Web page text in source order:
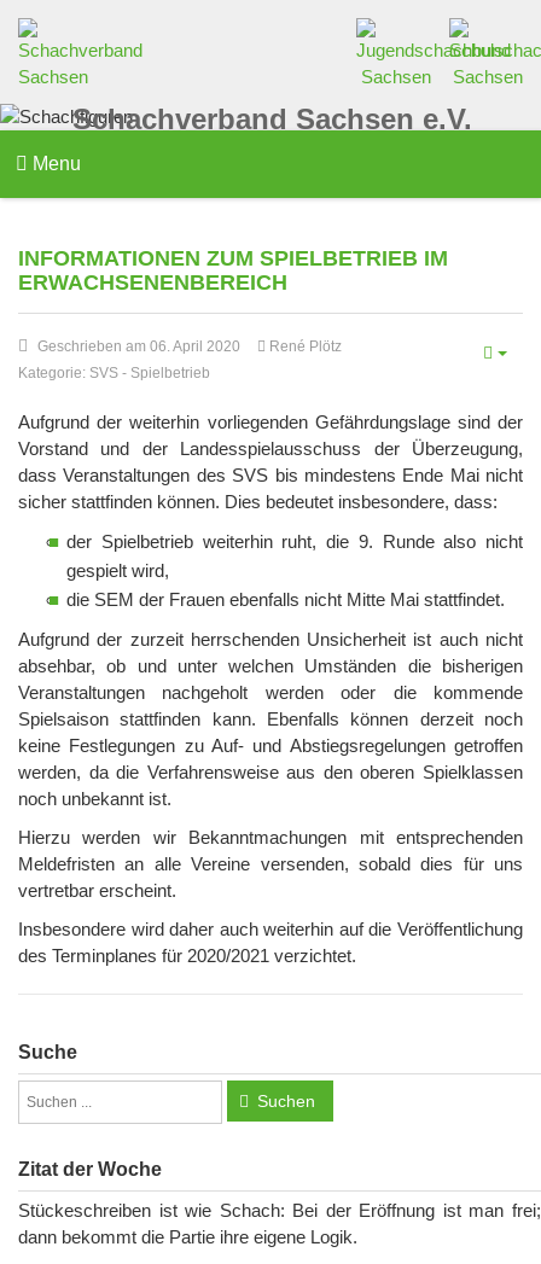
Schachverband Sachsen e.V.
Menu
INFORMATIONEN ZUM SPIELBETRIEB IM
ERWACHSENENBEREICH
Geschrieben am 06. April 2020
René Plötz
Kategorie: SVS - Spielbetrieb
Aufgrund der weiterhin vorliegenden Gefährdungslage sind der
Vorstand und der Landesspielausschuss der Überzeugung,
dass Veranstaltungen des SVS bis mindestens Ende Mai nicht
sicher stattfinden können. Dies bedeutet insbesondere, dass:
der Spielbetrieb weiterhin ruht, die 9. Runde also nicht
gespielt wird,
die SEM der Frauen ebenfalls nicht Mitte Mai stattfindet.
Aufgrund der zurzeit herrschenden Unsicherheit ist auch nicht
absehbar, ob und unter welchen Umständen die bisherigen
Veranstaltungen nachgeholt werden oder die kommende
Spielsaison stattfinden kann. Ebenfalls können derzeit noch
keine Festlegungen zu Auf- und Abstiegsregelungen getroffen
werden, da die Verfahrensweise aus den oberen Spielklassen
noch unbekannt ist.
Hierzu werden wir Bekanntmachungen mit entsprechenden
Meldefristen an alle Vereine versenden, sobald dies für uns
vertretbar erscheint.
Insbesondere wird daher auch weiterhin auf die Veröffentlichung
des Terminplanes für 2020/2021 verzichtet.
Suche
Suchen
Zitat der Woche
Stückeschreiben ist wie Schach: Bei der Eröffnung ist man frei;
dann bekommt die Partie ihre eigene Logik.